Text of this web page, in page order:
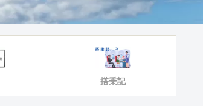
搭乗記